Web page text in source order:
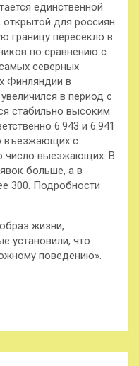
единственной
открытой для россиян.
границу пересекло в
по сравнению с
северных
Финляндии в
в период с
стабильно высоким
6.943 и 6.941
въезжающих с
число выезжающих. В
больше, а в
300. Подробности
жизни,
установили, что
поведению».